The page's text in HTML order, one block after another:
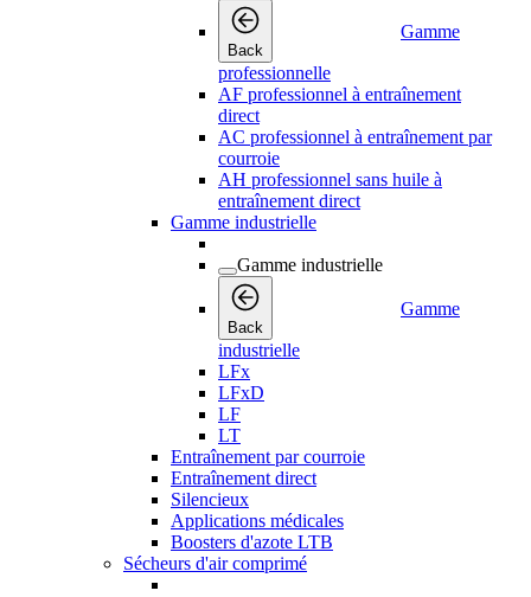
Back
Gamme
professionnelle
AF professionnel à entraînement
direct
AC professionnel à entraînement par
courroie
AH professionnel sans huile à
entraînement direct
Gamme industrielle
Gamme industrielle
Back
Gamme
industrielle
LFx
LFxD
LF
LT
Entraînement par courroie
Entraînement direct
Silencieux
Applications médicales
Boosters d'azote LTB
Sécheurs d'air comprimé